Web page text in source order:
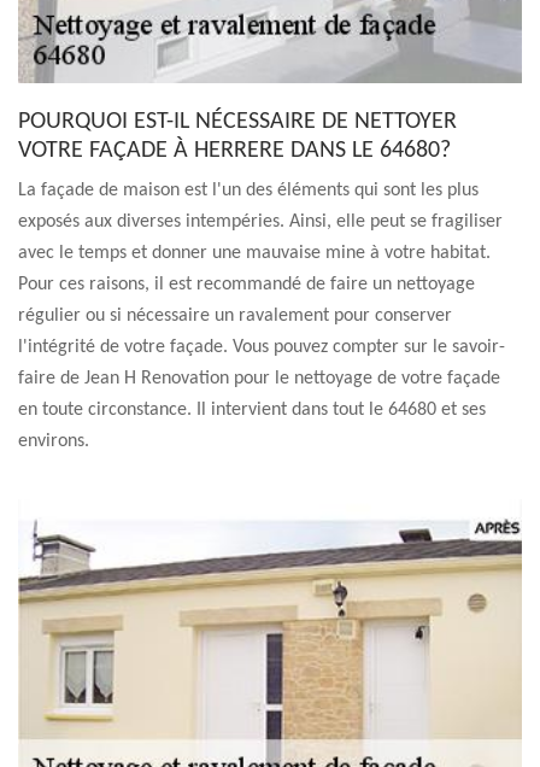
POURQUOI EST-IL NÉCESSAIRE DE NETTOYER
VOTRE FAÇADE À HERRERE DANS LE 64680?
La façade de maison est l'un des éléments qui sont les plus
exposés aux diverses intempéries. Ainsi, elle peut se fragiliser
avec le temps et donner une mauvaise mine à votre habitat.
Pour ces raisons, il est recommandé de faire un nettoyage
régulier ou si nécessaire un ravalement pour conserver
l'intégrité de votre façade. Vous pouvez compter sur le savoir-
faire de Jean H Renovation pour le nettoyage de votre façade
en toute circonstance. Il intervient dans tout le 64680 et ses
environs.